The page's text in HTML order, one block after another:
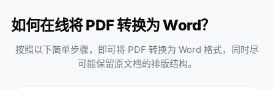
如何在线将 PDF 转换为 Word？
按照以下简单步骤，即可将 PDF 转换为 Word 格式，同时尽
可能保留原文档的排版结构。